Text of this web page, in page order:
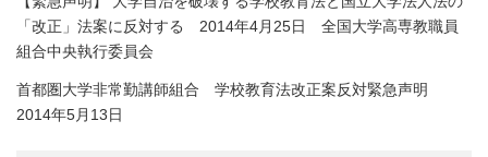
「改正」法案に反対する 2014年4月25日 全国大学高専教職員
組合中央執行委員会
首都圏大学非常勤講師組合 学校教育法改正案反対緊急声明
2014年5月13日